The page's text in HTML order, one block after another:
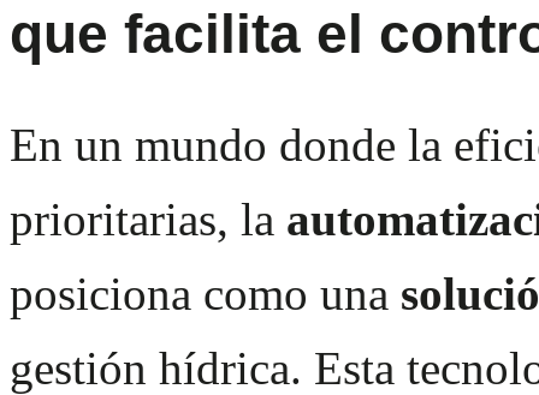
que facilita el
En un mundo donde la
prioritarias, la
posiciona como una
gestión hídrica. Esta